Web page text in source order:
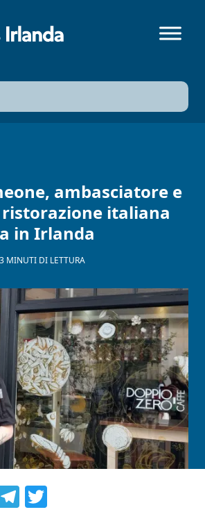
ambasciatore e
italiana
in Irlanda
3 MINUTI DI LETTURA
Telegram